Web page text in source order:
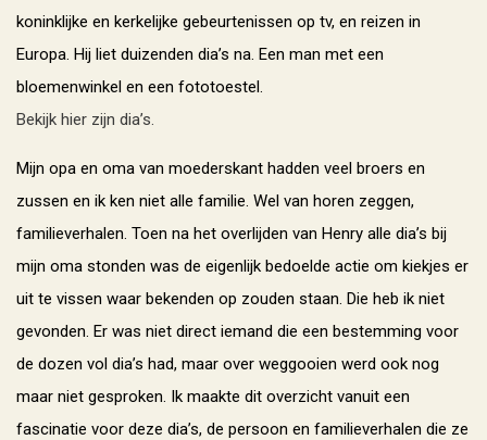
koninklijke en kerkelijke gebeurtenissen op tv, en reizen in
Europa. Hij liet duizenden dia’s na. Een man met een
bloemenwinkel en een fototoestel.
Bekijk hier zijn dia’s.
Mijn opa en oma van moederskant hadden veel broers en
zussen en ik ken niet alle familie. Wel van horen zeggen,
familieverhalen. Toen na het overlijden van Henry alle dia’s bij
mijn oma stonden was de eigenlijk bedoelde actie om kiekjes er
uit te vissen waar bekenden op zouden staan. Die heb ik niet
gevonden. Er was niet direct iemand die een bestemming voor
de dozen vol dia’s had, maar over weggooien werd ook nog
maar niet gesproken. Ik maakte dit overzicht vanuit een
fascinatie voor deze dia’s, de persoon en familieverhalen die ze